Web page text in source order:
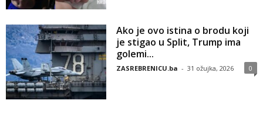
Ako je ovo istina o brodu koji
je stigao u Split, Trump ima
golemi...
ZASREBRENICU.ba - 31 ožujka, 2026 0